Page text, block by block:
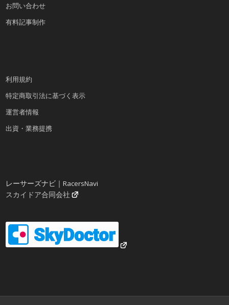
お問い合わせ
有料記事制作
利用規約
特定商取引法に基づく表示
運営者情報
出資・業務提携
レーサーズナビ｜RacersNavi
スカイドア合同会社